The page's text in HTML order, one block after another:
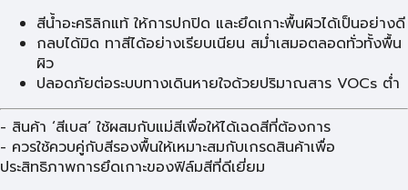
สีน้ำอะคริลิกแท้ ให้การปกปิด และยึดเกาะพื้นผิวได้เป็นอย่างดี
กลบได้มิด ทาสีได้อย่างเรียบเนียน สม่ำเสมอตลอดทั่วทั้งพื้น
ผิว
ปลอดภัยต่อระบบทางเดินหายใจด้วยปริมาณสาร VOCs ต่ำ
- สินค้า ‘สีเบส’ ใช้ผสมกับแม่สีเพื่อให้ได้เฉดสีที่ต้องการ
- ควรใช้ควบคู่กับสีรองพื้นให้เหมาะสมกับเกรดสินค้าเพื่อ
ประสิทธิภาพการยึดเกาะของฟิล์มสีที่ดีเยี่ยม